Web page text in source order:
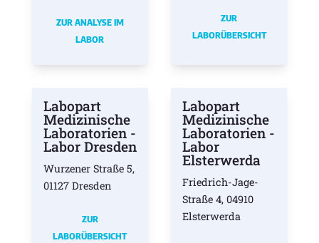
ZUR ANALYSE IM
LABOR
ZUR
LABORÜBERSICHT
Labopart
Medizinische
Laboratorien -
Labor Dresden
Wurzener Straße 5,
01127 Dresden
ZUR
LABORÜBERSICHT
Labopart
Medizinische
Laboratorien -
Labor
Elsterwerda
Friedrich-Jage-
Straße 4, 04910
Elsterwerda